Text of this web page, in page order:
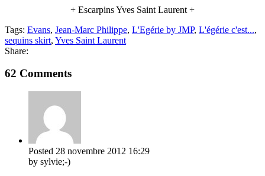
+ Escarpins Yves Saint Laurent +
Tags: Evans, Jean-Marc Philippe, L'Egérie by JMP, L'égérie c'est...,
sequins skirt, Yves Saint Laurent
Share:
62 Comments
Posted 28 novembre 2012 16:29
by sylvie;-)